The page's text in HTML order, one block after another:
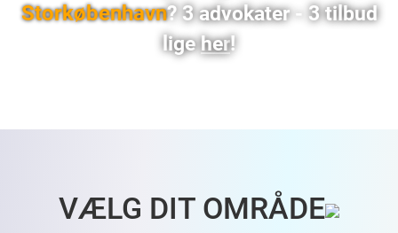
Storkøbenhavn? 3 advokater - 3 tilbud
ligeher!
VÆLG DIT OMRÅDE